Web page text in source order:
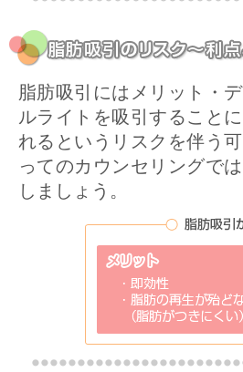
脂肪吸引にはメリット・
ルライトを吸引すること
れるというリスクを伴う
ってのカウンセリングで
しましょう。